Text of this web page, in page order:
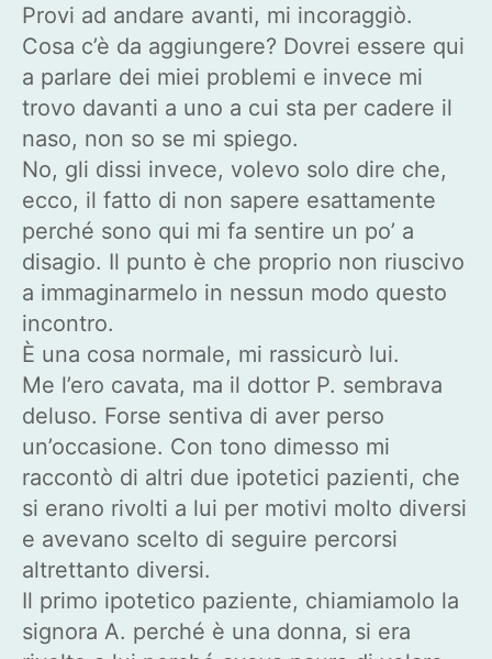
Provi ad andare avanti, mi incoraggiò.
Cosa c’è da aggiungere? Dovrei essere qui
a parlare dei miei problemi e invece mi
trovo davanti a uno a cui sta per cadere il
naso, non so se mi spiego.
No, gli dissi invece, volevo solo dire che,
ecco, il fatto di non sapere esattamente
perché sono qui mi fa sentire un po’ a
disagio. Il punto è che proprio non riuscivo
a immaginarmelo in nessun modo questo
incontro.
È una cosa normale, mi rassicurò lui.
Me l’ero cavata, ma il dottor P. sembrava
deluso. Forse sentiva di aver perso
un’occasione. Con tono dimesso mi
raccontò di altri due ipotetici pazienti, che
si erano rivolti a lui per motivi molto diversi
e avevano scelto di seguire percorsi
altrettanto diversi.
Il primo ipotetico paziente, chiamiamolo la
signora A. perché è una donna, si era